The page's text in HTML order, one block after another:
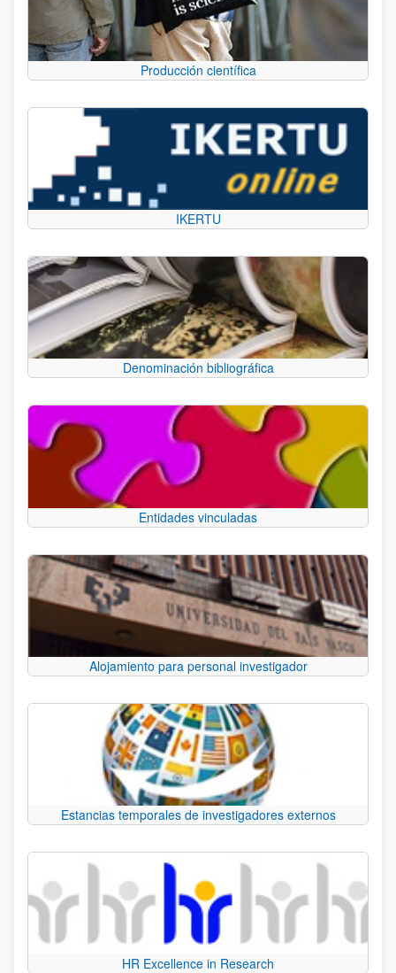
Producción científica
IKERTU
Denominación bibliográfica
Entidades vinculadas
Alojamiento para personal investigador
Estancias temporales de investigadores externos
HR Excellence in Research